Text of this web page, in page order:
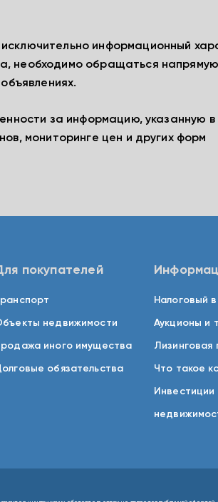
информационный
необходимо обращаться напрямую
за информацию, указанную
мониторинге цен и других форм
покупателей
недвижимости
иного имущества
обязательства
Налоговый
Аукционы и
Лизинговая
Что такое
Инвестиции